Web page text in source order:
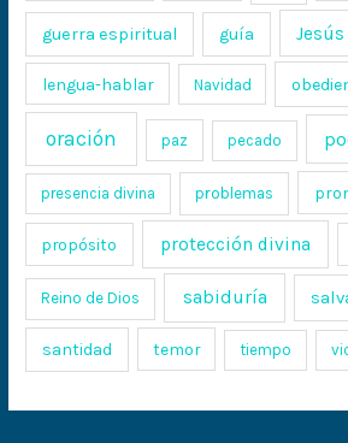
guerra espiritual guía Jesús
lengua-hablar Navidad
oración paz pecado
presencia divina problemas
propósito protección divina
Reino de Dios sabiduría
santidad temor tiempo